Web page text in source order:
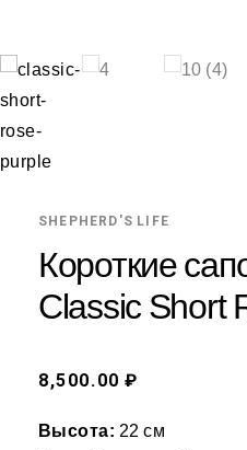
SHEPHERD'S LIFE
Короткие
Classic Short
8,500.00 ₽
Высота: 22 см